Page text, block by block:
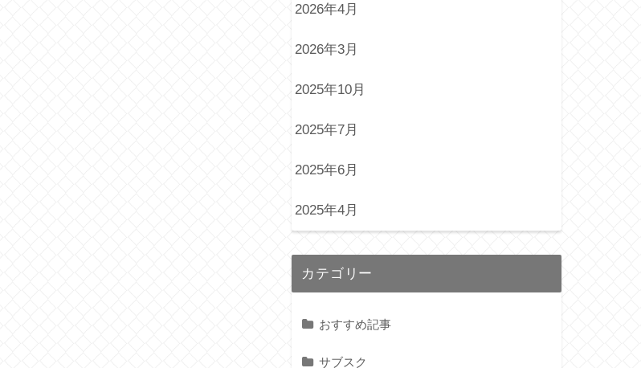
2026年4月
2026年3月
2025年10月
2025年7月
2025年6月
2025年4月
カテゴリー
おすすめ記事
サブスク